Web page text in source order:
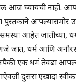
आज घ्यायची नाही.
आपल्यासमोर
आहेत जातीच्या,
जात, धर्म आणि
एक धर्म तेवढा
दुसरा एखादा